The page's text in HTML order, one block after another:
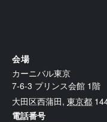
会場
カーニバル東京
7-6-3 プリンス会館 1階
大田区西蒲田, 東京都
電話番号